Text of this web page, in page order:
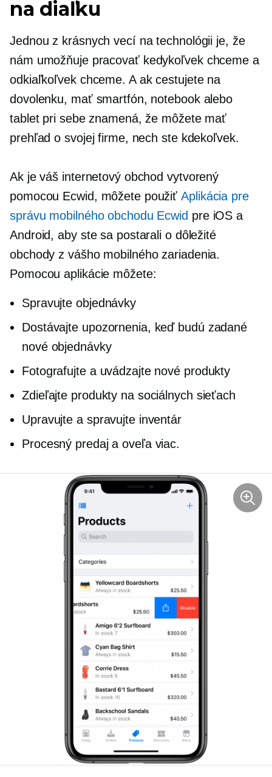
na diaľku
Jednou z krásnych vecí na technológii je, že
nám umožňuje pracovať kedykoľvek chceme a
odkiaľkoľvek chceme. A ak cestujete na
dovolenku, mať smartfón, notebook alebo
tablet pri sebe znamená, že môžete mať
prehľad o svojej firme, nech ste kdekoľvek.
Ak je váš internetový obchod vytvorený
pomocou Ecwid, môžete použiťAplikácia pre
správu mobilného obchodu Ecwid pre iOS a
Android, aby ste sa postarali o dôležité
obchody z vášho mobilného zariadenia.
Pomocou aplikácie môžete:
Spravujte objednávky
Dostávajte upozornenia, keď budú zadané
nové objednávky
Fotografujte a uvádzajte nové produkty
Zdieľajte produkty na sociálnych sieťach
Upravujte a spravujte inventár
Procesný predaj a oveľa viac.